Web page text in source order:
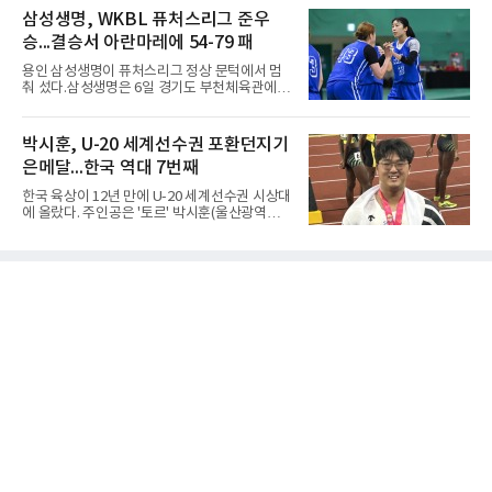
우)’라는 용례도 문헌에서 확인된다. 다만 현대
일본
그 H조 1차전에서 부산중앙고를 98-76으로 제
압했다. 박지오가 26점, 김호원이 22점, 정우진
이 19점을 올리는 등 삼각편대의 고른 활약이 승
리를 이끌었다.경복고는 경기 초반부터 박지오
와 김호원의 내·외곽포가 고르게 터지며 주도권
을 잡았다. 전반을 40-34로 앞선 경복고는 후반
다.B조에서는 용산고가 안양고를 98-71로 꺾고
대회 2연승을 달렸다.한편 남중
삼성생명, WKBL 퓨처스리그 준우
승...결승서 아란마레에 54-79 패
용인 삼성생명이 퓨처스리그 정상 문턱에서 멈
춰 섰다.삼성생명은 6일 경기도 부천체육관에서
서 일본여자프로농구 2부 리그 아란마레에 54-
79로 졌다. 이다연이 14점을 넣었으나 20점 9리
바운드를 기록한 바이 쿰바 디야산을 앞세운 상
대를 넘지 못했다.이번 대회에 처음 출전한 아란
마레는 조별리그부터 결승까지 6전 전승을 거뒀
고, 디야산이 최우수선수(MVP)로 뽑혔다.
박시훈, U-20 세계선수권 포환던지기
은메달...한국 역대 7번째
한국 육상이 12년 만에 U-20 세계선수권 시상대
에 올랐다. 주인공은 '토르' 박시훈(울산광역시)